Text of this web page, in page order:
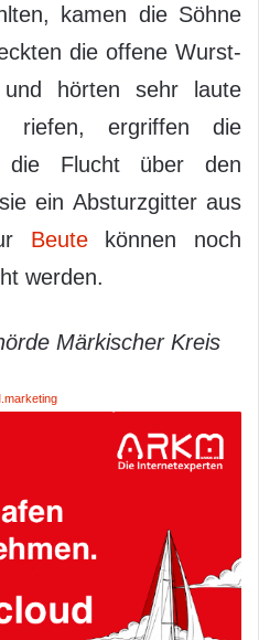
kamen die Söhne
die offene Wurst-
hörten sehr laute
riefen, ergriffen die
die Flucht über den
ein Absturzgitter aus
Beutekönnen noch
werden.
Märkischer Kreis